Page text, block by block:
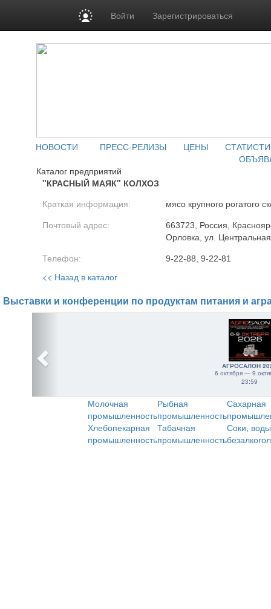
Войти Зарегистрироваться
НОВОСТИ ПРЕСС-РЕЛИЗЫ ЦЕНЫ
Каталог предприятий
"КРАСНЫЙ МАЯК" КОЛХОЗ
Краткая информация: мясо крупного рогатого
Почтовый адрес:
663723, Россия,
Орловка, ул. Центральная
Телефон: 9-22-88, 9-22-81
<< Назад в каталог
Выставки и конференции по продуктам питания и
АГРОСАЛОН
6 октября — 9
23:59
Молочная
промышленность
Рыбная
промышленность
Сахарная
Хлебопекарная
промышленность
Табачная
промышленность
Соки,